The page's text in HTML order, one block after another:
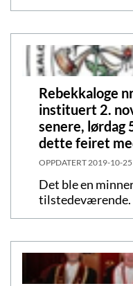
Rebekkaloge
instituert 2.
senere, lørdag
dette feiret
OPPDATERT 2019-10-25
Det ble en
tilstedeværende.